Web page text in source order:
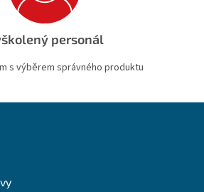
personál
s výběrem správného produktu